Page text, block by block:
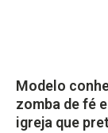
Modelo
zomba de fé
igreja que